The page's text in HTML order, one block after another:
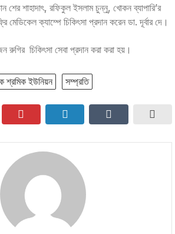
শের শাহাদাৎ, রফিকুল ইসলাম চুন্নু, খোকন ব্যাপারি’র
মেডিকেল ক্যাম্পে চিকিৎসা প্রদান করেন ডা. দূর্বার দে।
রুগির চিকিৎসা সেবা প্রদান করা করা হয়।
শ্রমিক ইউনিয়ন সম্প্রতি